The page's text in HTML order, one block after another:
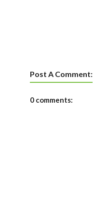
Post A Comment:
0 comments: